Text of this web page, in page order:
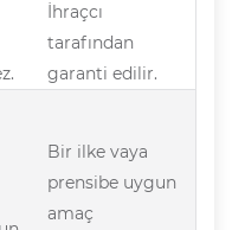
İhraçcı
tarafından
garanti edilir.
Bir ilke vaya
prensibe uygun
amaç